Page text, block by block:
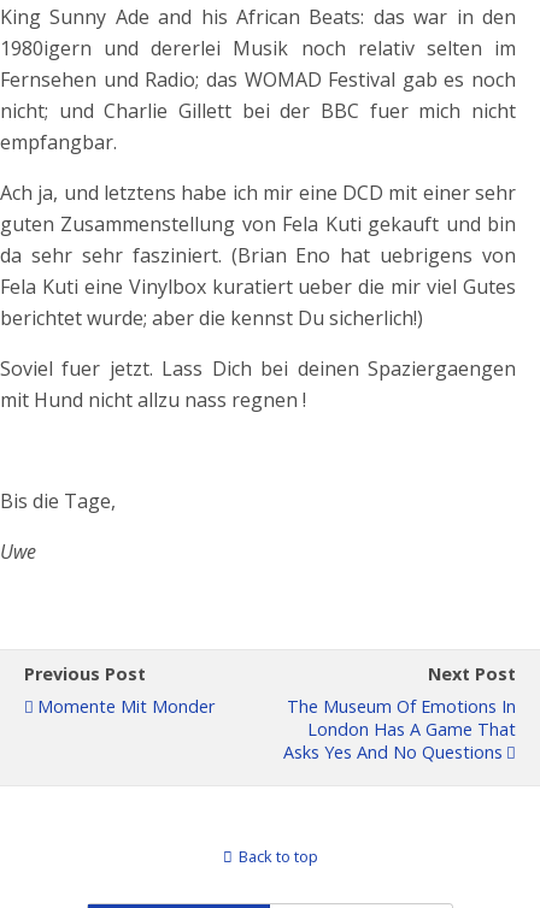
King Sunny Ade and his African Beats: das war in den
1980igern und dererlei Musik noch relativ selten im
Fernsehen und Radio; das WOMAD Festival gab es noch
nicht; und Charlie Gillett bei der BBC fuer mich nicht
empfangbar.
Ach ja, und letztens habe ich mir eine DCD mit einer sehr
guten Zusammenstellung von Fela Kuti gekauft und bin
da sehr sehr fasziniert. (Brian Eno hat uebrigens von
Fela Kuti eine Vinylbox kuratiert ueber die mir viel Gutes
berichtet wurde; aber die kennst Du sicherlich!)
Soviel fuer jetzt. Lass Dich bei deinen Spaziergaengen
mit Hund nicht allzu nass regnen !
Bis die Tage,
Uwe
Previous Post
Momente Mit Monder
Next Post
The Museum Of Emotions In
London Has A Game That
Asks Yes And No Questions
Back to top